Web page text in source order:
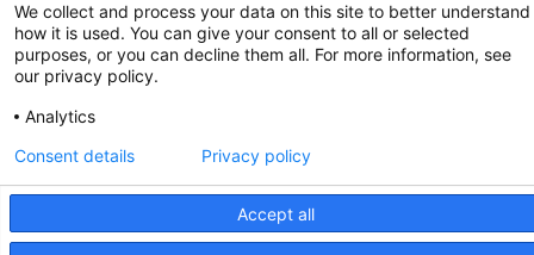
We collect and process your data on this site to better understand
how it is used. You can give your consent to all or selected
purposes, or you can decline them all. For more information, see
our privacy policy.
Analytics
Accept all
Consent details Privacy policy